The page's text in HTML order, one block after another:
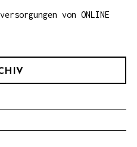
von ONLINE